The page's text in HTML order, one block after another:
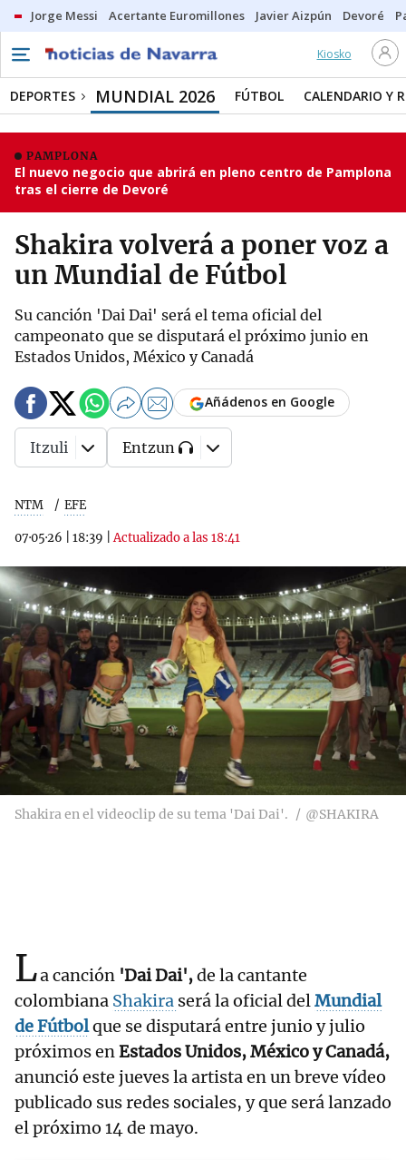
Jorge Messi Acertante Euromillones Javier Aizpún Devoré
Kiosko
DEPORTES MUNDIAL 2026 FÚTBOL CALENDARIO Y
PAMPLONA
El nuevo negocio que abrirá en pleno centro de Pamplona
tras el cierre de Devoré
Shakira volverá a poner voz a
un Mundial de Fútbol
Su canción 'Dai Dai' será el tema oficial del
campeonato que se disputará el próximo junio en
Estados Unidos, México y Canadá
NTM EFE
07·05·26 18:39 |Actualizado a las 18:41
Añádenos en Google
Itzuli Entzun
Shakira en el videoclip de su tema 'Dai Dai'. @SHAKIRA
La canción 'Dai Dai',de la cantante
colombiana Shakira será la oficial delMundial
de Fútbolque se disputará entre junio y julio
próximos enEstados Unidos, México y Canadá,
anunció este jueves la artista en un breve vídeo
publicado sus redes sociales, y que será lanzado
el próximo 14 de mayo.